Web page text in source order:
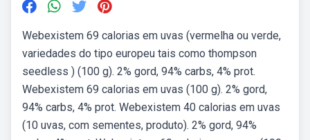
Webexistem 69 calorias em uvas (vermelha ou verde,
variedades do tipo europeu tais como thompson
seedless ) (100 g). 2% gord, 94% carbs, 4% prot.
Webexistem 69 calorias em uvas (100 g). 2% gord,
94% carbs, 4% prot. Webexistem 40 calorias em uvas
(10 uvas, com sementes, produto). 2% gord, 94%